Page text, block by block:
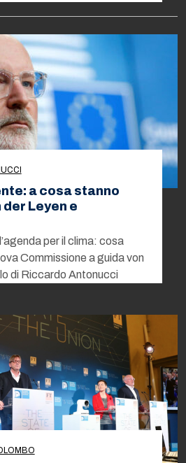
a cosa stanno
Leyen e
per il clima: cosa
Commissione a guida von
di Riccardo Antonucci